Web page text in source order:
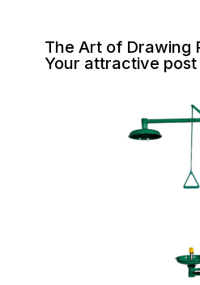
The Art of Drawing
Your attractive